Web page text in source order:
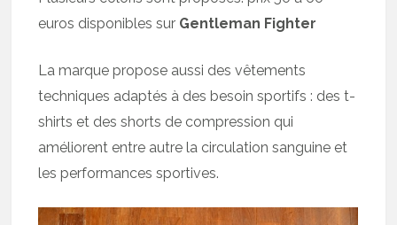
euros disponibles sur Gentleman Fighter
La marque propose aussi des vêtements
techniques adaptés à des besoin sportifs : des t-
shirts et des shorts de compression qui
améliorent entre autre la circulation sanguine et
les performances sportives.